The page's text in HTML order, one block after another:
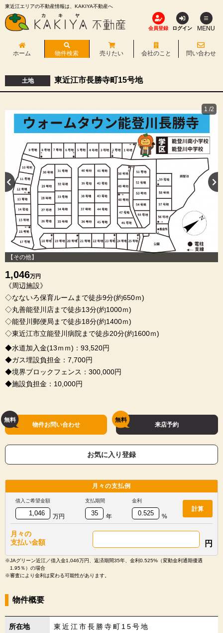
東近江エリアの不動産情報は、KAKIYA不動産へ
会員登録 ログイン MENU
ホーム 物件検索 売りたい 会社のこと 問い合わせ
土地 東近江市長勝寺町15号地
1 /2
【その他】
1,046万円
《周辺施設》
◇なないろ保育ルームまで徒歩9分(約650ｍ)
◇丸善能登川店まで徒歩13分(約1000ｍ)
◇能登川郵便局まで徒歩18分(約1400ｍ)
◇東近江市立能登川病院まで徒歩20分(約1600ｍ)
◆水道加入金(13ｍｍ)：93,520円
◆ガス埋設負担金：7,700円
◆境界ブロックフェンス：300,000円
◆施設負担金：10,000円
物件お問い合わせ 来店予約
お気に入り登録
月々の支払例
借入ご希望金額
万円
支払期間
年
金利
%
計算
月々の
支払い金額
円
※JAグリーン近江／借入金1,046万円、返済期間35年、金利0.525%（変動金利通期優遇
1.95％）の場合
※審査により金利は変わる可能性があります。
物件概要
所在地 東近江市長勝寺町15号地